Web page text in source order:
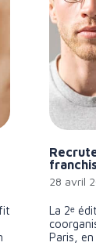
28 avril
La 2ᵉ
Paris,